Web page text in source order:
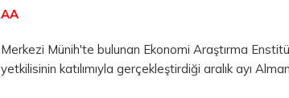
AA
Merkezi Münih'te bulunan Ekonomi Araştırma
yetkilisinin katılımıyla gerçekleştirdiği aralık ayı